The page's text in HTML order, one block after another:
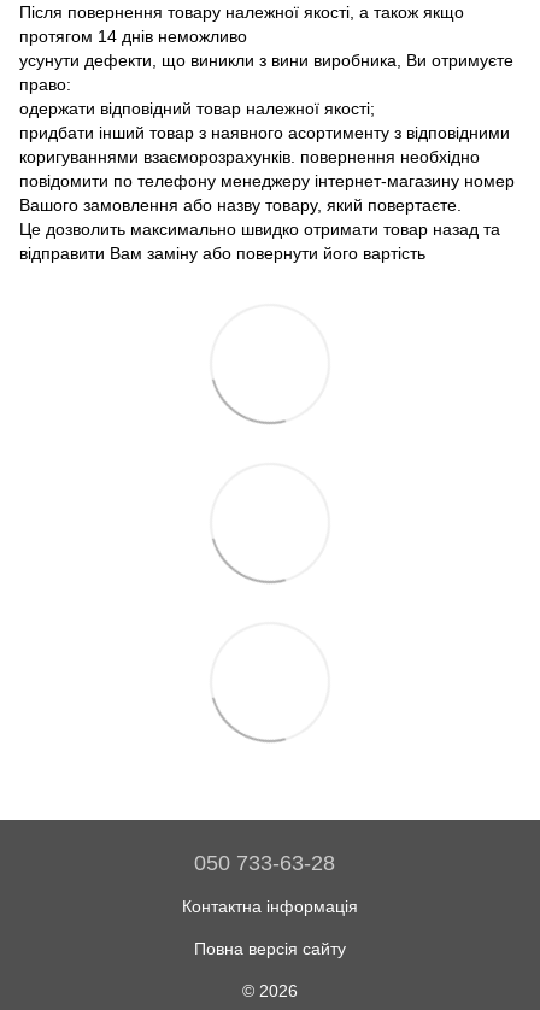
Після повернення товару належної якості, а також якщо
протягом 14 днів неможливо
усунути дефекти, що виникли з вини виробника, Ви отримуєте
право:
одержати відповідний товар належної якості;
придбати інший товар з наявного асортименту з відповідними
коригуваннями взаєморозрахунків. повернення необхідно
повідомити по телефону менеджеру інтернет-магазину номер
Вашого замовлення або назву товару, який повертаєте.
Це дозволить максимально швидко отримати товар назад та
відправити Вам заміну або повернути його вартість
050 733-63-28
Контактна інформація
Повна версія сайту
© 2026